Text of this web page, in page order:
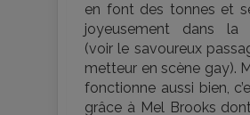
en font des tonnes et
joyeusement dans la
(voir le savoureux
metteur en scène gay).
fonctionne aussi bien,
grâce à Mel Brooks